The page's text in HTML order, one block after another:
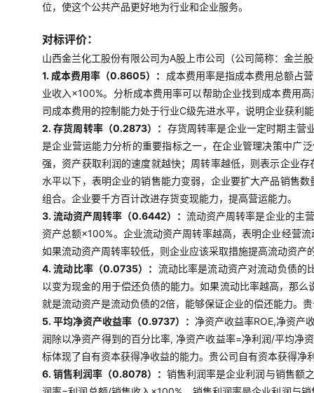
位，使这个公共产品更好地为行业和企业服务。
对标评价：
山西金兰化工股份有限公司为A股上市公司（公司简称：金
1. 成本费用率（0.8605）： 成本费用率是指成本费用总额占
业收入×100%。分析成本费用率可以帮助企业找到成本费用
司成本费用的控制能力处于行业C级先进水平，说明企业获利
2. 存货周转率（0.2873）： 存货周转率是企业一定时期主营
是企业营运能力分析的重要指标之一，在企业管理决策中广
强，资产获取利润的速度就越快；周转率越低，则表示企业
水平以下，表明企业的销售能力变弱，企业要扩大产品销售
组合。企业要千方百计改进存货变现能力，提高营运能力。
3. 流动资产周转率（0.6442）：流动资产周转率是企业的主
资产总额×100%。企业流动资产周转率越高，表明企业经营
如果流动资产周转率较低，则企业应该采取措施提高流动资
4. 流动比率（0.0735）： 流动比率是流动资产对流动负债的
以变为现金的用于偿还负债的能力。如果流动比率越高，那
就是流动资产是流动负债的2倍，能够保证企业的偿还能力。
5. 平均净资产收益率（0.9737）： 净资产收益率ROE,净资产
润除以净资产得到的百分比率, 净资产收益率=净利润/平均净
标体现了自有资本获得净收益的能力。贵公司自有资本获得
6. 销售利润率（0.8078）：销售利润率是企业利润与销售额